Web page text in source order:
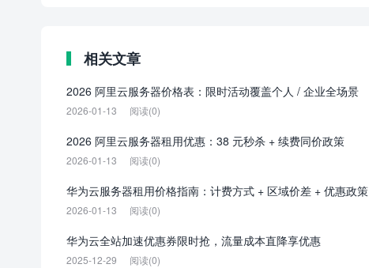
相关文章
2026 阿里云服务器价格表：限时活动覆盖个人 / 企业全场景
2026-01-13 阅读(0)
2026 阿里云服务器租用优惠：38 元秒杀 + 续费同价政策
2026-01-13 阅读(0)
华为云服务器租用价格指南：计费方式 + 区域价差 + 优惠政策
2026-01-13 阅读(0)
华为云全站加速优惠券限时抢，流量成本直降享优惠
2025-12-29 阅读(0)